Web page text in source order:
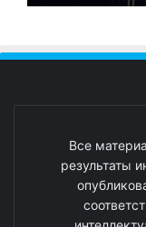
Все
результаты